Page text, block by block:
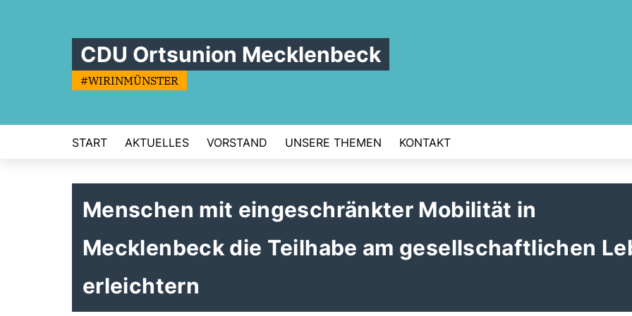
CDU Ortsunion Mecklenbeck
#WIRINMÜNSTER
START AKTUELLES VORSTAND UNSERE THEMEN KONTAKT
Menschen mit eingeschränkter Mobilität in
Mecklenbeck die Teilhabe am gesellschaftlichen
erleichtern